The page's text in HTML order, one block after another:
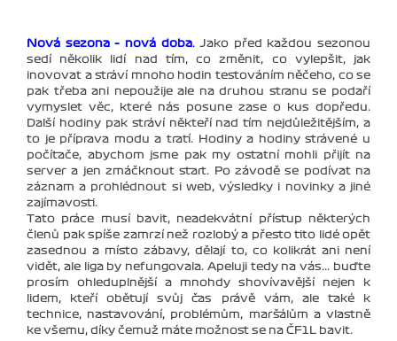
Nová sezona – nová doba.Jako před každou sezonou
sedí několik lidí nad tím, co změnit, co vylepšit, jak
inovovat a stráví mnoho hodin testováním něčeho, co se
pak třeba ani nepoužije ale na druhou stranu se podaří
vymyslet věc, které nás posune zase o kus dopředu.
Další hodiny pak stráví někteří nad tím nejdůležitějším, a
to je příprava modu a tratí. Hodiny a hodiny strávené u
počítače, abychom jsme pak my ostatní mohli přijít na
server a jen zmáčknout start. Po závodě se podívat na
záznam a prohlédnout si web, výsledky i novinky a jiné
zajímavosti.
Tato práce musí bavit, neadekvátní přístup některých
členů pak spíše zamrzí než rozlobý a přesto tito lidé opět
zasednou a místo zábavy, dělají to, co kolikrát ani není
vidět, ale liga by nefungovala. Apeluji tedy na vás... buďte
prosím ohleduplnější a mnohdy shovívavější nejen k
lidem, kteří obětují svůj čas právě vám, ale také k
technice, nastavování, problémům, maršálům a vlastně
ke všemu, díky čemuž máte možnost se na ČF1L bavit.